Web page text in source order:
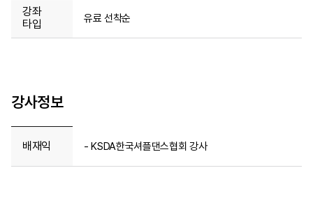
강좌
타입
유료 선착순
강사정보
배재익 - KSDA한국셔플댄스협회 강사